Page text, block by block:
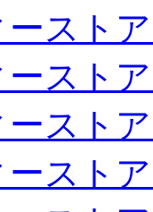
スト
スト
スト
スト